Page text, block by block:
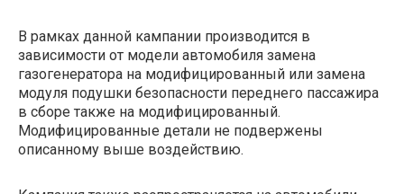
В рамках данной кампании производится в
зависимости от модели автомобиля замена
газогенератора на модифицированный или замена
модуля подушки безопасности переднего пассажира
в сборе также на модифицированный.
Модифицированные детали не подвержены
описанному выше воздействию.